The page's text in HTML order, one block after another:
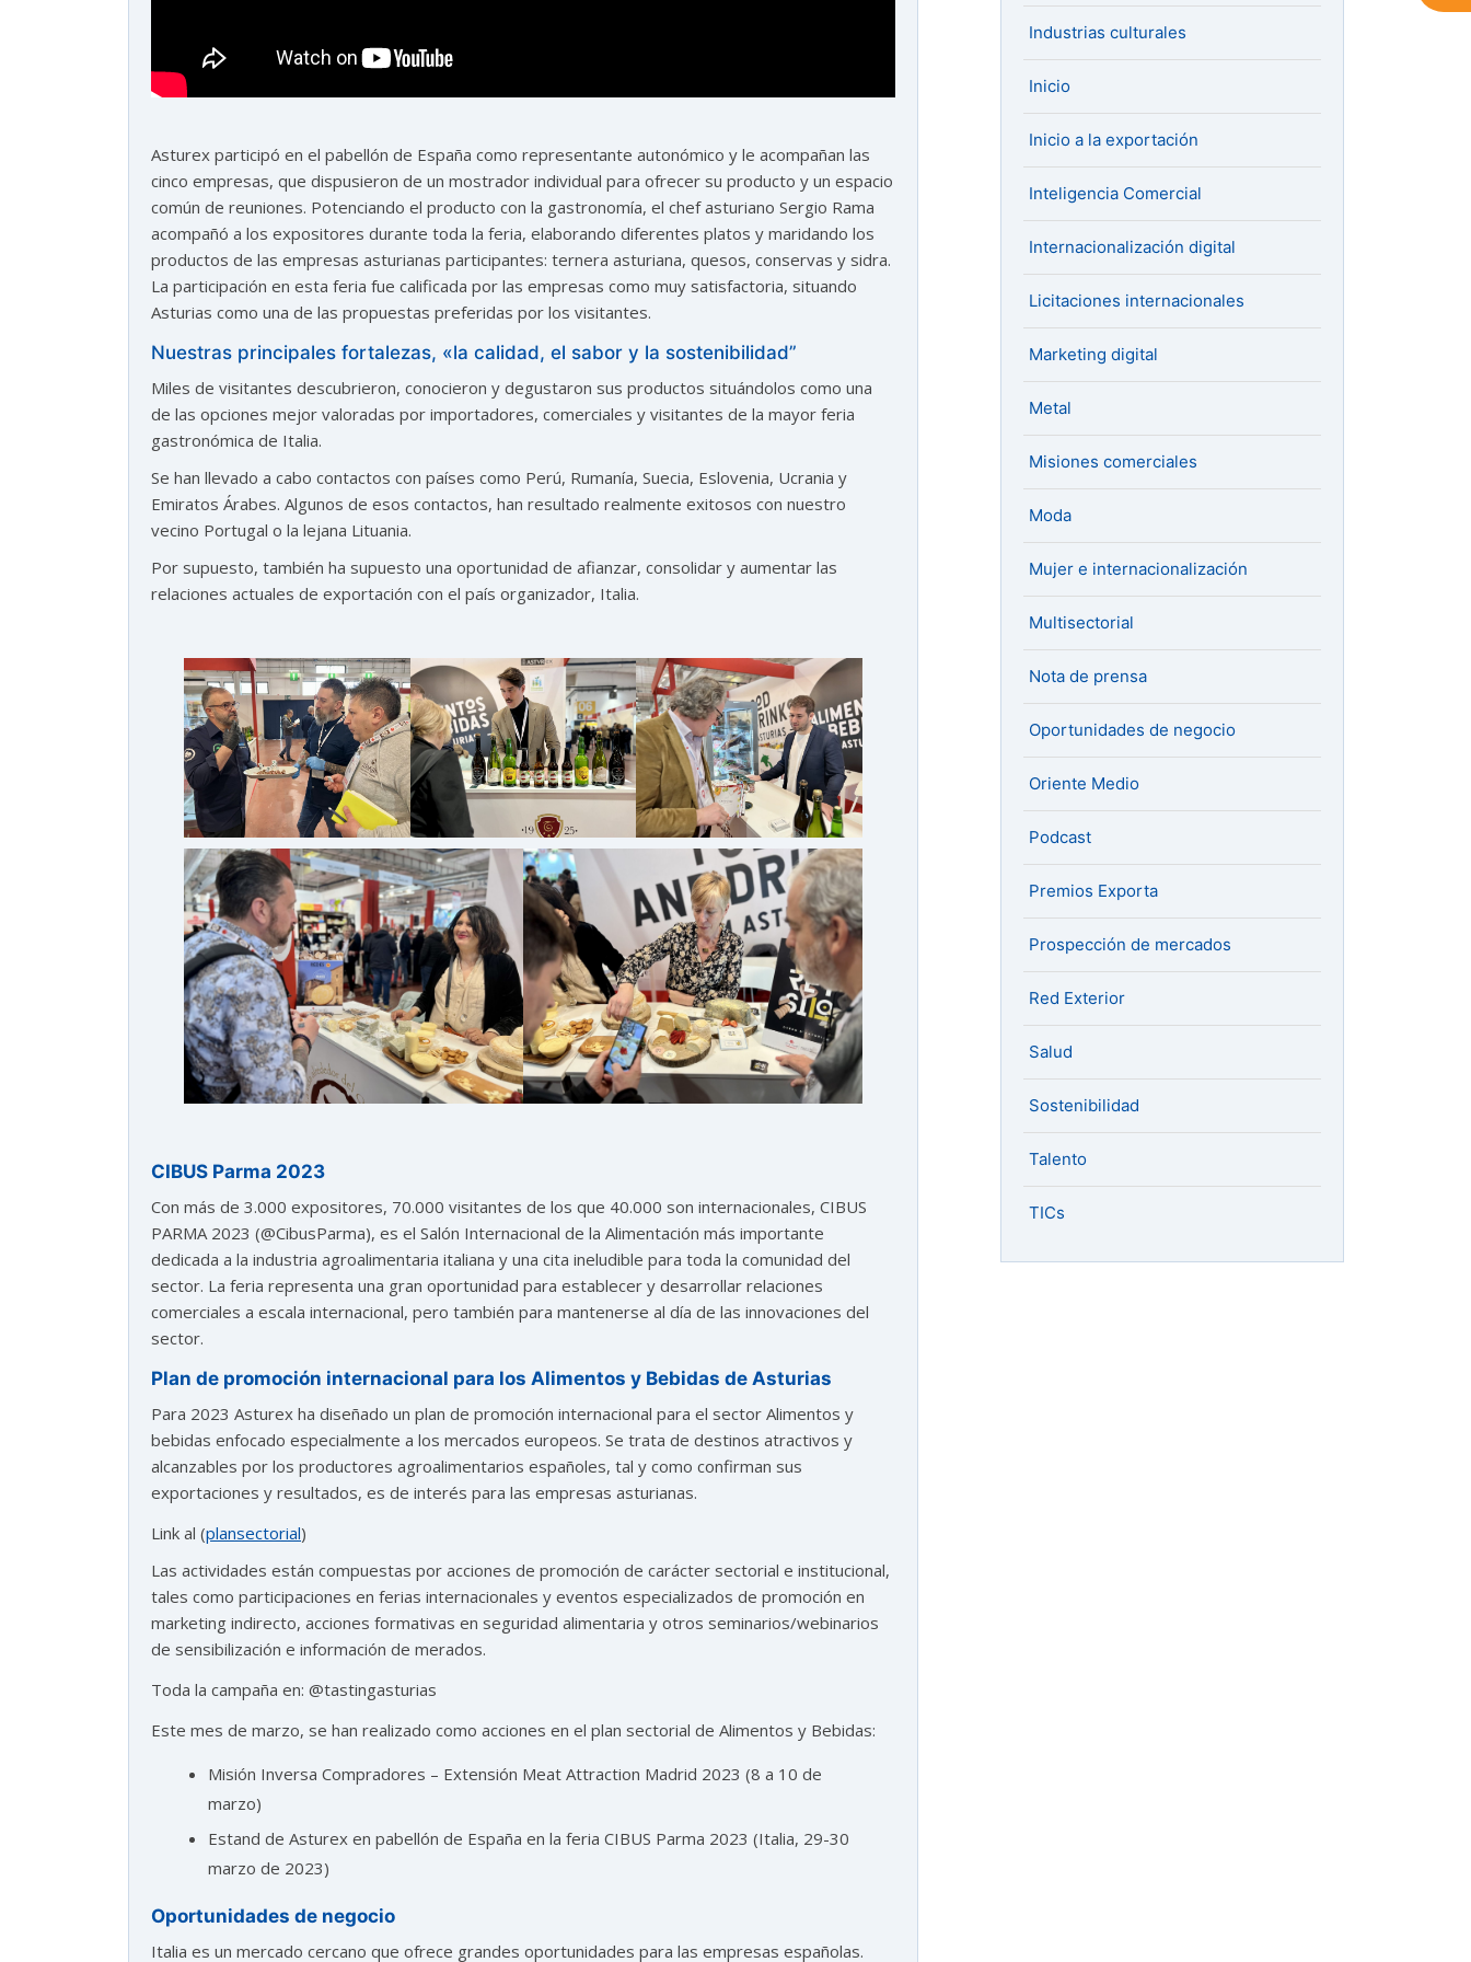
Asturex participó en el pabellón de España como representante autonómico y le acompañan las
cinco empresas, que dispusieron de un mostrador individual para ofrecer su producto y un espacio
común de reuniones. Potenciando el producto con la gastronomía, el chef asturiano Sergio Rama
acompañó a los expositores durante toda la feria, elaborando diferentes platos y maridando los
productos de las empresas asturianas participantes: ternera asturiana, quesos, conservas y sidra.
La participación en esta feria fue calificada por las empresas como muy satisfactoria, situando
Asturias como una de las propuestas preferidas por los visitantes.
Nuestras principales fortalezas, «la calidad, el sabor y la sostenibilidad”
Miles de visitantes descubrieron, conocieron y degustaron sus productos situándolos como una
de las opciones mejor valoradas por importadores, comerciales y visitantes de la mayor feria
gastronómica de Italia.
Se han llevado a cabo contactos con países como Perú, Rumanía, Suecia, Eslovenia, Ucrania y
Emiratos Árabes. Algunos de esos contactos, han resultado realmente exitosos con nuestro
vecino Portugal o la lejana Lituania.
Por supuesto, también ha supuesto una oportunidad de afianzar, consolidar y aumentar las
relaciones actuales de exportación con el país organizador, Italia.
CIBUS Parma 2023
Con más de 3.000 expositores, 70.000 visitantes de los que 40.000 son internacionales, CIBUS
PARMA 2023 (@CibusParma), es el Salón Internacional de la Alimentación más importante
dedicada a la industria agroalimentaria italiana y una cita ineludible para toda la comunidad del
sector. La feria representa una gran oportunidad para establecer y desarrollar relaciones
comerciales a escala internacional, pero también para mantenerse al día de las innovaciones del
sector.
Plan de promoción internacional para los Alimentos y Bebidas de Asturias
Para 2023 Asturex ha diseñado un plan de promoción internacional para el sector Alimentos y
bebidas enfocado especialmente a los mercados europeos. Se trata de destinos atractivos y
alcanzables por los productores agroalimentarios españoles, tal y como confirman sus
exportaciones y resultados, es de interés para las empresas asturianas.
Link al (plansectorial)
Las actividades están compuestas por acciones de promoción de carácter sectorial e institucional,
tales como participaciones en ferias internacionales y eventos especializados de promoción en
marketing indirecto, acciones formativas en seguridad alimentaria y otros seminarios/webinarios
de sensibilización e información de merados.
Toda la campaña en: @tastingasturias
Este mes de marzo, se han realizado como acciones en el plan sectorial de Alimentos y Bebidas:
Misión Inversa Compradores – Extensión Meat Attraction Madrid 2023 (8 a 10 de
marzo)
Estand de Asturex en pabellón de España en la feria CIBUS Parma 2023 (Italia, 29-30
marzo de 2023)
Oportunidades de negocio
Italia es un mercado cercano que ofrece grandes oportunidades para las empresas españolas.
Industrias culturales
Inicio
Inicio a la exportación
Inteligencia Comercial
Internacionalización digital
Licitaciones internacionales
Marketing digital
Metal
Misiones comerciales
Moda
Mujer e internacionalización
Multisectorial
Nota de prensa
Oportunidades de negocio
Oriente Medio
Podcast
Premios Exporta
Prospección de mercados
Red Exterior
Salud
Sostenibilidad
Talento
TICs